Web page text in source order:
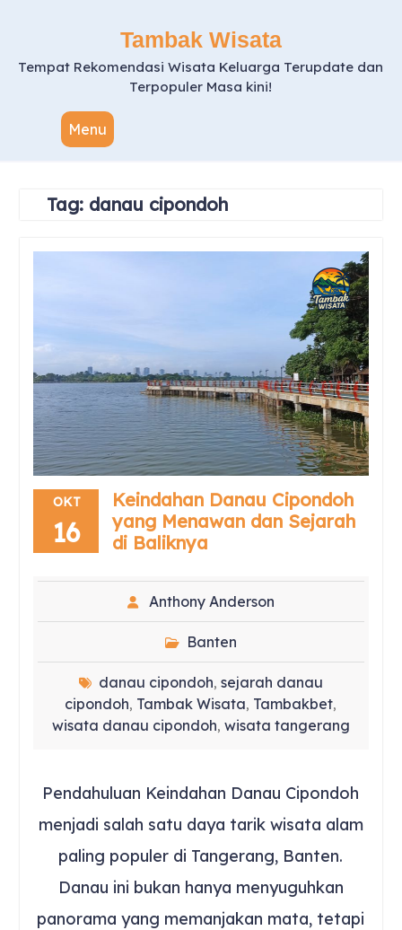
Tambak Wisata
Tempat Rekomendasi Wisata Keluarga Terupdate dan
Terpopuler Masa kini!
Menu
Tag: danau cipondoh
OKT
16
Keindahan Danau Cipondoh
yang Menawan dan Sejarah
di Baliknya
Anthony Anderson
Banten
danau cipondoh, sejarah danau
cipondoh, Tambak Wisata, Tambakbet,
wisata danau cipondoh, wisata tangerang
Pendahuluan Keindahan Danau Cipondoh
menjadi salah satu daya tarik wisata alam
paling populer di Tangerang, Banten.
Danau ini bukan hanya menyuguhkan
panorama yang memanjakan mata, tetapi